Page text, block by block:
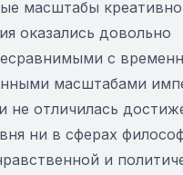
масштабы
оказались довольно
с
масштабами
не отличилась
ни в сферах
и